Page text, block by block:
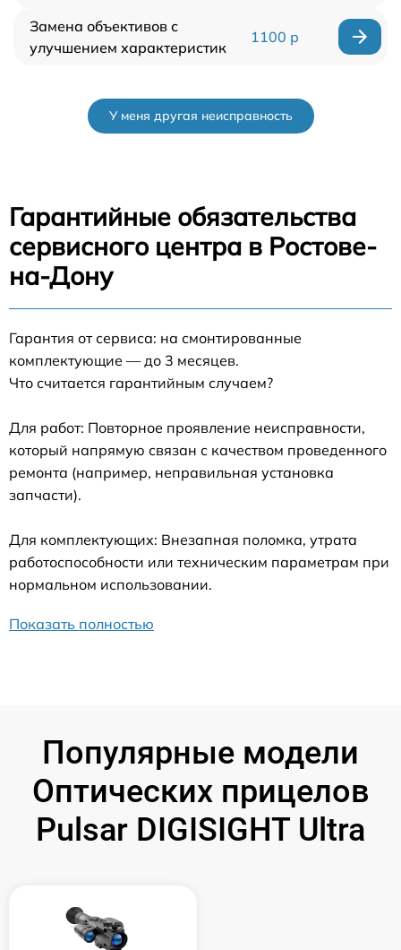
Замена объективов с
улучшением характеристик
1100 р
У меня другая неисправность
Гарантийные обязательства
сервисного центра в Ростове-
на-Дону
Гарантия от сервиса: на смонтированные
комплектующие — до 3 месяцев.
Что считается гарантийным случаем?
Для работ: Повторное проявление неисправности,
который напрямую связан с качеством проведенного
ремонта (например, неправильная установка
запчасти).
Для комплектующих: Внезапная поломка, утрата
работоспособности или техническим параметрам при
нормальном использовании.
Показать полностью
Популярные модели
Оптических прицелов
Pulsar DIGISIGHT Ultra